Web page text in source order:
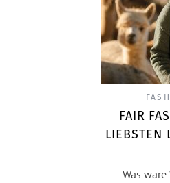
FAIR
LIEBSTEN
Was